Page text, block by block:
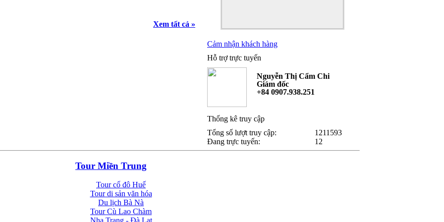
Xem tất cả »
Cảm nhận khách hàng
Hỗ trợ trực tuyến
Nguyễn Thị Cẩm Chi
Giám đốc
+84 0907.938.251
Thống kê truy cập
Tổng số lượt truy cập:
1211593
Đang trực tuyến:
12
Tour Miền Trung
Tour cố đô Huế
Tour di sản văn hóa
Du lịch Bà Nà
Tour Cù Lao Chàm